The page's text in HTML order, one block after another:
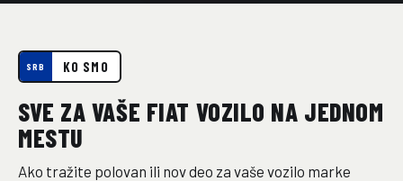
SRB KO SMO
SVE ZA VAŠE FIAT VOZILO NA JEDNOM
MESTU
Ako tražite polovan ili nov deo za vaše vozilo marke